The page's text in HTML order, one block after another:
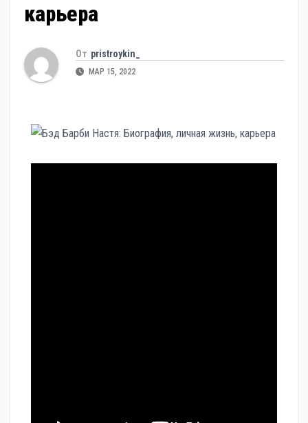
карьера
От pristroykin_
МАР 15, 2022